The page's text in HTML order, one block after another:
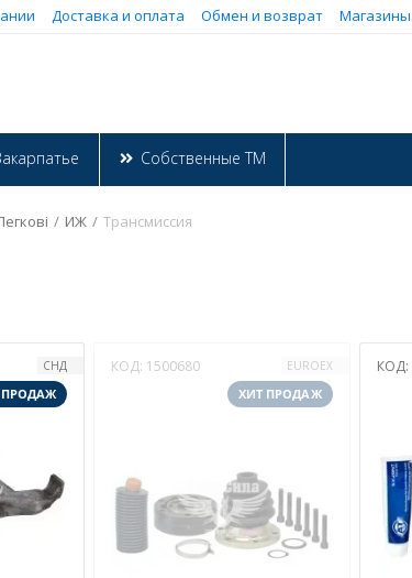
Доставка и оплата Обмен и возврат Магазины
Собственные ТМ
/ ИЖ / Трансмиссия
СНД
ПРОДАЖ
КОД: 1500680
EUROEX
ХИТ ПРОДАЖ
КОД: